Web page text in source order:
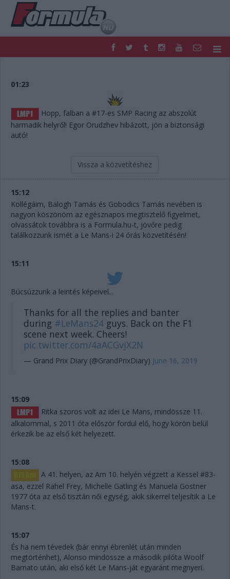
FORMULA
HAZAI
RETRO
PODCAST
SHOP
LIVE
TIPPJÁTÉK
01:23
Hopp, falban a #17-es SMP Racing az abszolút
harmadik helyről! Egor Orudzhev hibázott, jön a biztonsági
autó!
Vissza a közvetítéshez
15:12
Kollégáim, Balogh Tamás és Gobodics Tamás nevében is
nagyon köszönöm az egésznapos megtisztelő figyelmet,
olvassátok továbbra is a Formula.hu-t, jövőre pedig
találkozzunk ismét a Le Mans-i 24 órás közvetítésén!
15:11
Búcsúzzunk a leintés képeivel...
Thanks for all the replies and banter
during #LeMans24 guys. Back on the F1
scene next week. Cheers!
pic.twitter.com/4aACGvjX2N
— Grand Prix Diary (@GrandPrixDiary) June 16, 2019
15:09
Ritka szoros volt az idei Le Mans, mindössze 11.
alkalommal, s 2011 óta először fordul elő, hogy körön belül
érkezik be az első két helyezett.
15:08
A 41. helyen, az Am 10. helyén végzett a Kessel #83-
asa, ezzel Rahel Frey, Michelle Gatling és Manuela Gostner
1977 óta az első tisztán női egység, akik sikerrel teljesítik a Le
Mans-t.
15:07
És ha nem tévedek (bár ennyi ébrenlét után minden
megtörténhet), Alonso mindössze a második pilóta Woolf
Barnato után, aki első két Le Mans-ját egyaránt megnyeri.